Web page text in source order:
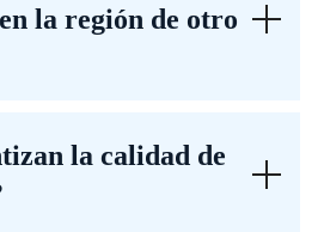
la región de otro
la calidad de